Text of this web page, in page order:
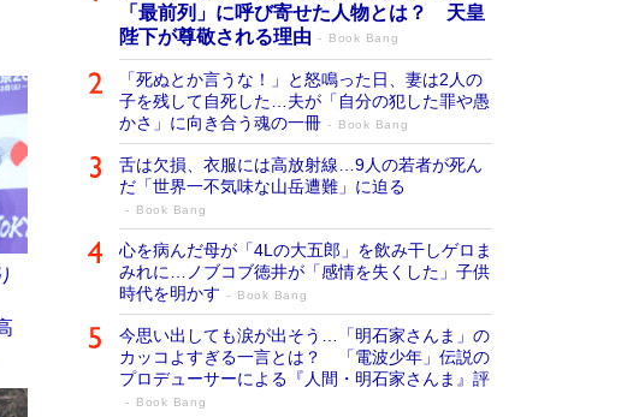
「最前列」に呼び寄せた人物とは？ 天皇
陛下が尊敬される理由
Book Bang
「死ぬとか言うな！」と怒鳴った日、妻は2人の
子を残して自死した…夫が「自分の犯した罪や愚
かさ」に向き合う魂の一冊
Book Bang
舌は欠損、衣服には高放射線…9人の若者が死ん
だ「世界一不気味な山岳遭難」に迫る
Book Bang
心を病んだ母が「4Lの大五郎」を飲み干しゲロま
みれに…ノブコブ徳井が「感情を失くした」子供
時代を明かす
Book Bang
今思い出しても涙が出そう…「明石家さんま」の
カッコよすぎる一言とは？ 「電波少年」伝説の
プロデューサーによる『人間・明石家さんま』評
Book Bang